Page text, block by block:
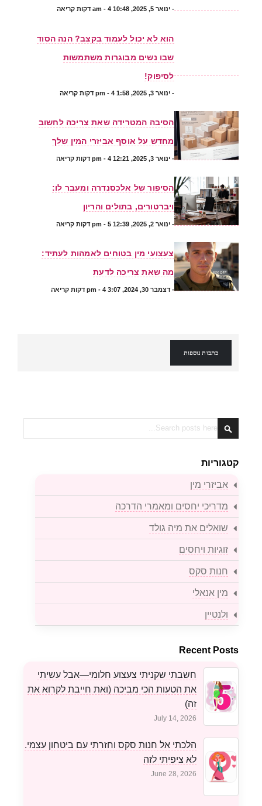
- ינואר 5, 2025, 10:48 am - 4 דקות קריאה
הוא לא יכול לעמוד בקצב? הנה הסוד
שבו נשים מבוגרות משתמשות
לסיפוק!
- ינואר 3, 2025, 1:58 pm - 4 דקות קריאה
הסיבה המטרידה שאת צריכה לחשוב
מחדש על אוסף אביזרי המין שלך
- ינואר 3, 2025, 12:21 pm - 4 דקות קריאה
הסיפור של אלכסנדרה ומעבר לו:
ויברטורים, בתולים והריון
- ינואר 2, 2025, 12:39 pm - 5 דקות קריאה
צעצועי מין בטוחים לאמהות לעתיד:
מה שאת צריכה לדעת
-דצמבר 30, 2024, 3:07 pm - 4 דקות קריאה
כתבות נוספות
Search
קטגוריות
אביזרי מין
מדריכי יחסים ומאמרי הדרכה
שואלים את מיה גולד
זוגיות ויחסים
חנות סקס
מין אנאלי
ולנטיין
Recent Posts
חשבתי שקניתי צעצוע חלומי—אבל עשיתי
את הטעות הכי מביכה (ואת חייבת לקרוא את
זה)
July 14, 2026
הלכתי אל חנות סקס וחזרתי עם ביטחון עצמי.
לא ציפיתי לזה
June 28, 2026